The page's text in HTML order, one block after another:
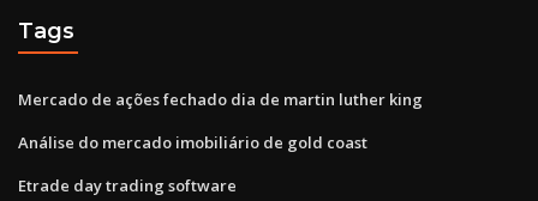
Tags
Mercado de ações fechado dia de martin luther king
Análise do mercado imobiliário de gold coast
Etrade day trading software